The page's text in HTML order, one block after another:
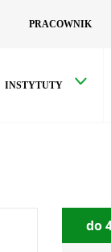
PRACOWNIK
INSTYTUTY
do